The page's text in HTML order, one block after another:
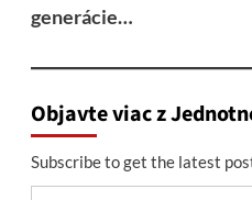
generácie…
Objavte viac z
Subscribe to get the latest
Type your email…